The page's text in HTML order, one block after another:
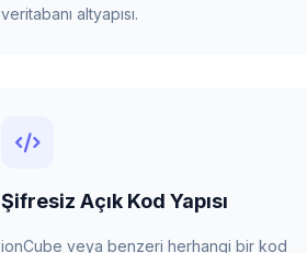
veritabanı altyapısı.
Şifresiz Açık Kod Yapısı
ionCube veya benzeri herhangi bir kod